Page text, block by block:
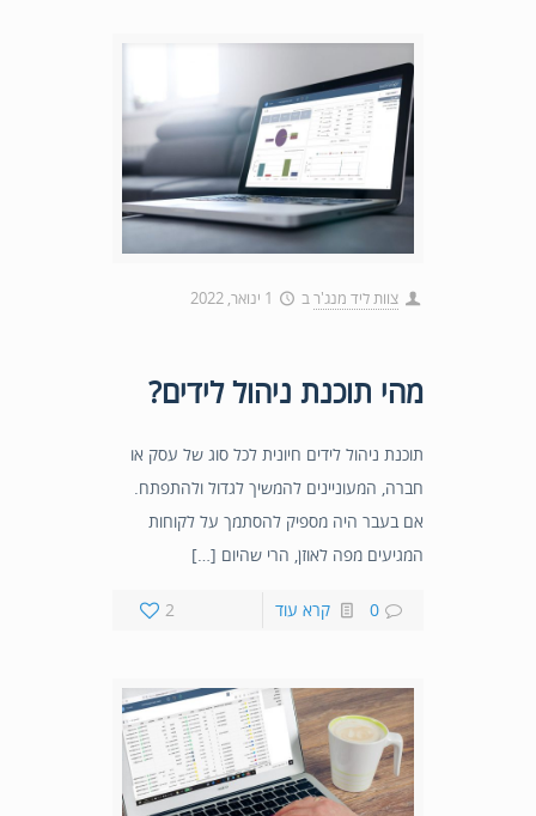
צוות ליד מנג'רב 1 ינואר, 2022
מהי תוכנת ניהול לידים?
תוכנת ניהול לידים חיונית לכל סוג של עסק או
חברה, המעוניינים להמשיך לגדול ולהתפתח.
אם בעבר היה מספיק להסתמך על לקוחות
המגיעים מפה לאוזן, הרי שהיום […]
2 0 קרא עוד